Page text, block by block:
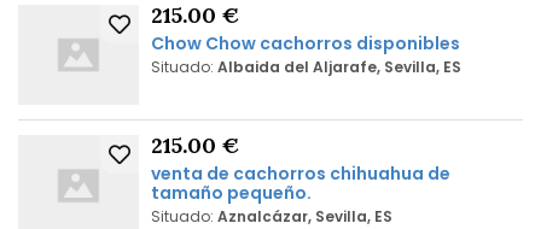
215.00 €
Chow Chow cachorros disponibles
Situado: Albaida del Aljarafe, Sevilla, ES
215.00 €
venta de cachorros chihuahua de
tamaño pequeño.
Situado: Aznalcázar, Sevilla, ES